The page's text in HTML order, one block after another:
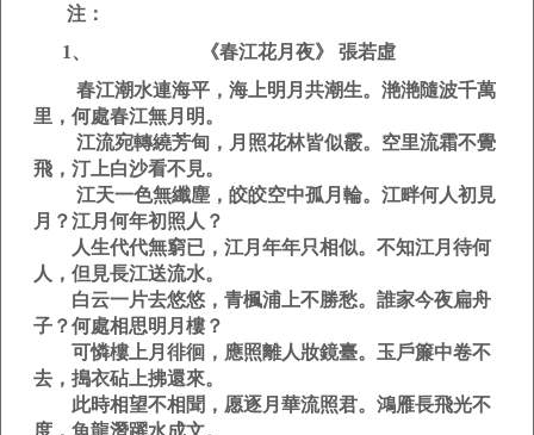
注：
1、 《春江花月夜》 張若虛
春江潮水連海平，海上明月共潮生。滟滟隨波千萬
里，何處春江無月明。
江流宛轉繞芳甸，月照花林皆似霰。空里流霜不覺
飛，汀上白沙看不見。
江天一色無纖塵，皎皎空中孤月輪。江畔何人初見
月？江月何年初照人？
人生代代無窮已，江月年年只相似。不知江月待何
人，但見長江送流水。
白云一片去悠悠，青楓浦上不勝愁。誰家今夜扁舟
子？何處相思明月樓？
可憐樓上月徘徊，應照離人妝鏡臺。玉戶簾中卷不
去，搗衣砧上拂還來。
此時相望不相聞，愿逐月華流照君。鴻雁長飛光不
度，魚龍潛躍水成文。